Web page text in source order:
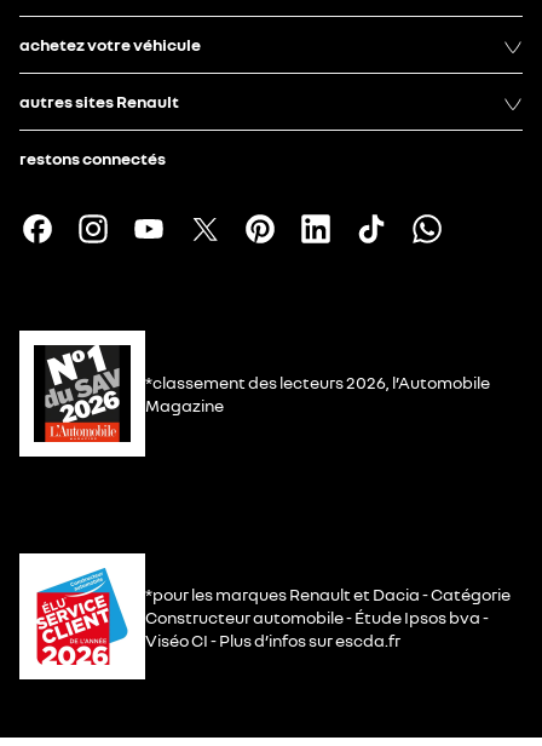
achetez votre véhicule
autres sites Renault
restons connectés
*classement des lecteurs 2026, l’Automobile
Magazine
*pour les marques Renault et Dacia - Catégorie
Constructeur automobile - Étude Ipsos bva -
Viséo CI - Plus d’infos sur escda.fr